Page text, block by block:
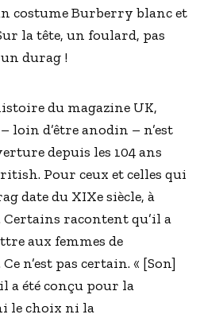
costume Burberry blanc et
la tête, un foulard, pas
un durag !
du magazine UK,
loin d’être anodin – n’est
depuis les 104 ans
Pour ceux et celles qui
date du XIXe siècle, à
Certains racontent qu’il a
aux femmes de
n’est pas certain. « [Son]
a été conçu pour la
le choix ni la